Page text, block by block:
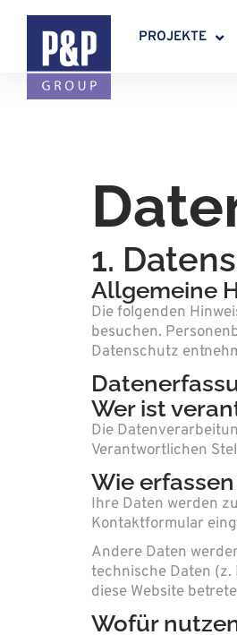
PROJEKTE
1.
Allgemeine
Die folgenden
besuchen.
Datenschutz
Wer ist
Die
Verantwortlichen
Wie
Ihre Daten werden
Kontaktformular
Andere Daten
technische Daten
diese Website
Wofür